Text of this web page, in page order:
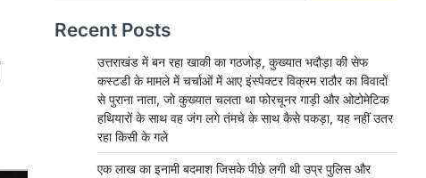
Recent Posts
उत्तराखंड में बन रहा खाकी का गठजोड़, कुख्यात भदौड़ा की सेफ
कस्टडी के मामले में चर्चाओं में आए इंस्पेक्टर विक्रम राठौर का विवादों
से पुराना नाता, जो कुख्यात चलता था फोरचूनर गाड़ी और ओटोमेटिक
हथियारों के साथ वह जंग लगे तंमचे के साथ कैसे पकड़ा, यह नहीं उतर
रहा किसी के गले
एक लाख का इनामी बदमाश जिसके पीछे लगी थी उप्र पुलिस और